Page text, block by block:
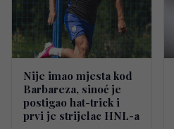
Nije imao mjesta kod
Barbareza, sinoć je
postigao hat-trick i
prvi je strijelac HNL-a